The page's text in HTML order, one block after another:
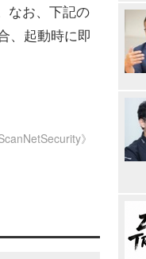
なお、下記の
、起動時に即
ScanNetSecurity》